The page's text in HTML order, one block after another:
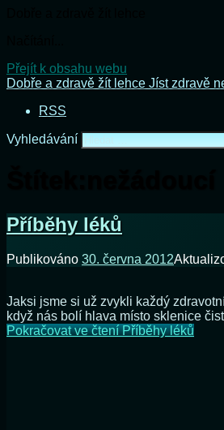
Přejít k obsahu webu
Dobře a zdravě žít lehce Jíst zdravě
RSS
Vyhledávání
Příběhy léků
Publikováno 30. června 2012
Jaksi jsme si už zvykli každý
když nás bolí hlava místo sklenice
Pokračovat ve čteníPříběhy léků